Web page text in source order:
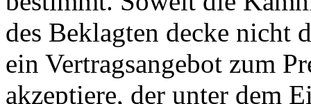
des Beklagten decke nicht
ein Vertragsangebot zum
akzeptiere, der unter dem